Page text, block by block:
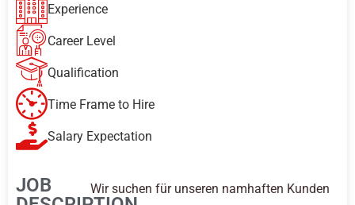
Experience
Career Level
Qualification
Time Frame to Hire
Salary Expectation
JOB
Wir suchen für unseren namhaften Kunden